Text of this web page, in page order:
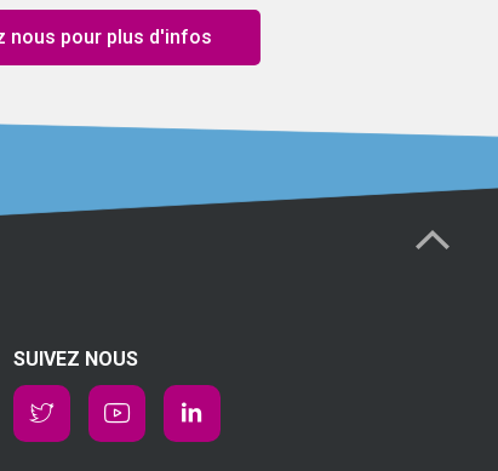
nous pour plus d'infos
SUIVEZ NOUS